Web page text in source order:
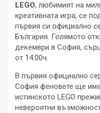
LEGO, любимият на
креативната игра, се
първия си официално
България. Голямото
декември в София,
от 14:00ч.
В първия официално
София феновете ще
истинското LEGO
невероятни